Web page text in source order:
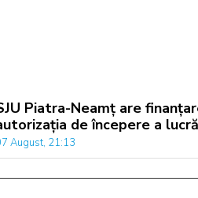
Piatra-Neamț are
de începere a
August, 21:13